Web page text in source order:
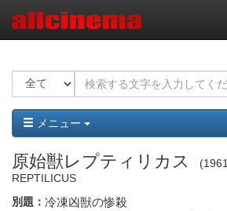
メニュー
原始獣レプティリカス
1961
REPTILICUS
別題： 冷凍凶獣の惨殺